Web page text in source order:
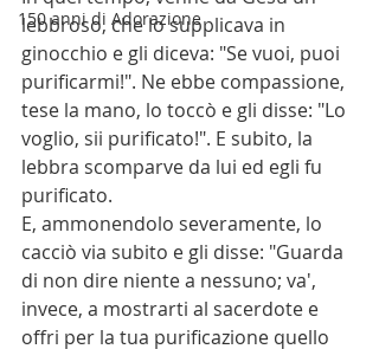
150 anni di Adorazione
lebbroso, che lo supplicava in
ginocchio e gli diceva: "Se vuoi, puoi
purificarmi!". Ne ebbe compassione,
tese la mano, lo toccò e gli disse: "Lo
voglio, sii purificato!". E subito, la
lebbra scomparve da lui ed egli fu
purificato.
E, ammonendolo severamente, lo
cacciò via subito e gli disse: "Guarda
di non dire niente a nessuno; va',
invece, a mostrarti al sacerdote e
offri per la tua purificazione quello